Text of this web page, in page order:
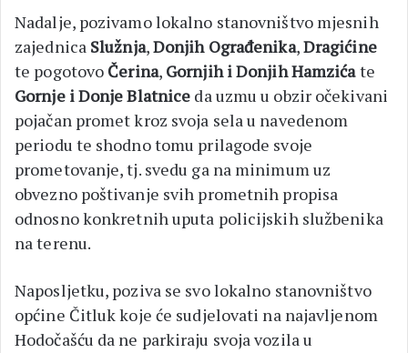
Nadalje, pozivamo lokalno stanovništvo mjesnih
zajednica Služnja,Donjih Ograđenika,Dragićine
te pogotovo Čerina, Gornjih i Donjih Hamzićate
Gornje i Donje Blatnice da uzmu u obzir očekivani
pojačan promet kroz svoja sela u navedenom
periodu te shodno tomu prilagode svoje
prometovanje, tj. svedu ga na minimum uz
obvezno poštivanje svih prometnih propisa
odnosno konkretnih uputa policijskih službenika
na terenu.
Naposljetku, poziva se svo lokalno stanovništvo
općine Čitluk koje će sudjelovati na najavljenom
Hodočašću da ne parkiraju svoja vozila u